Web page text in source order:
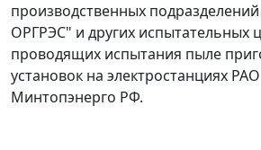
производственных
ОРГРЭС" и других испытательных
проводящих испытания пыле
установок на электростанциях
Минтопэнерго РФ.